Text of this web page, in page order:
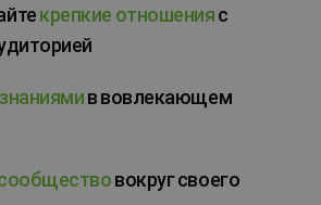
крепкие отношенияс
в вовлекающем
вокруг своего